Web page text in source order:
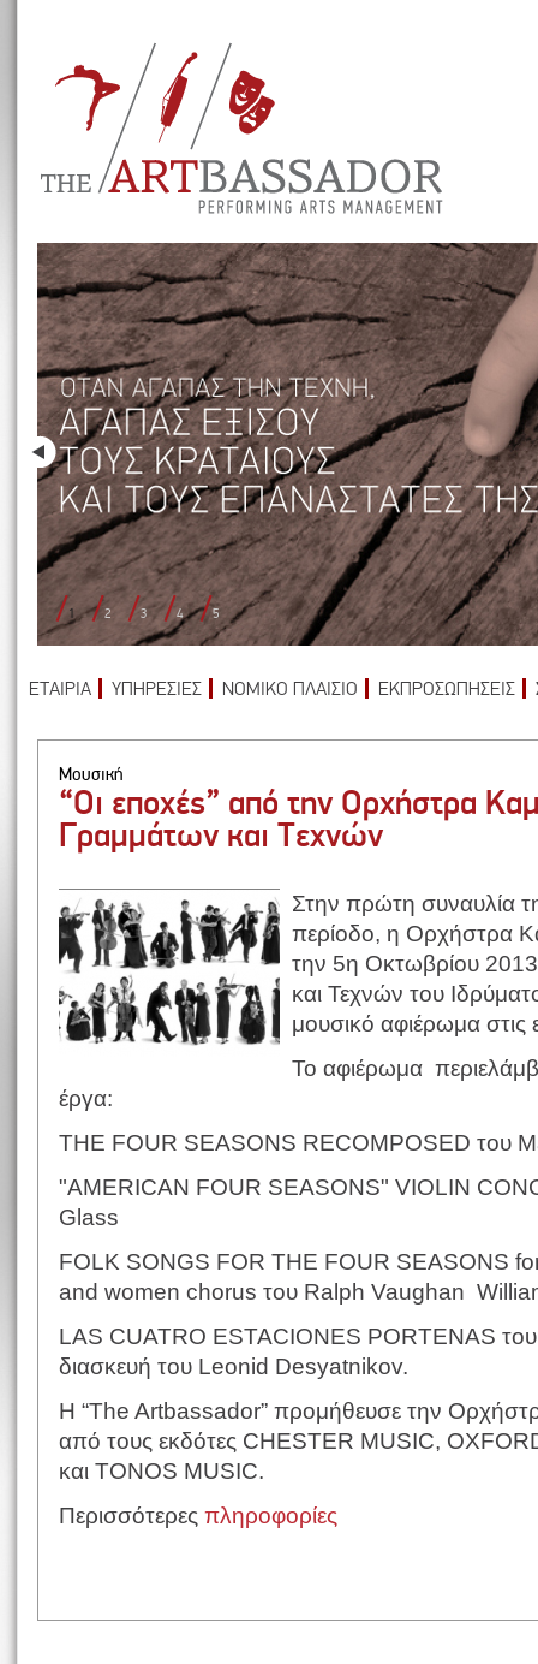
1 2 3 4 5
ΕΤΑΙΡΙΑ ΥΠΗΡΕΣΙΕΣ ΝΟΜΙΚΟ ΠΛΑΙΣΙΟ ΕΚΠΡΟΣΩΠΗΣΕΙΣ
Μουσική
“Οι εποχές” από την Ορχήστρα
Γραμμάτων και Τεχνών
Στην πρώτη συναυλία
περίοδο, η Ορχήστρα
την 5η Οκτωβρίου
και Τεχνών του
μουσικό αφιέρωμα
Το αφιέρωμα
έργα:
THE FOUR SEASONS RECOMPOSED του
"AMERICAN FOUR SEASONS" VIOLIN
Glass
FOLK SONGS FOR THE FOUR SEASONS
and women chorus του Ralph Vaughan
LAS CUATRO ESTACIONES PORTENAS
διασκευή του Leonid Desyatnikov.
Η “Τhe Artbassador” προμήθευσε την
από τους εκδότες CHESTER MUSIC,
και TONOS MUSIC.
Περισσότερες πληροφορίες